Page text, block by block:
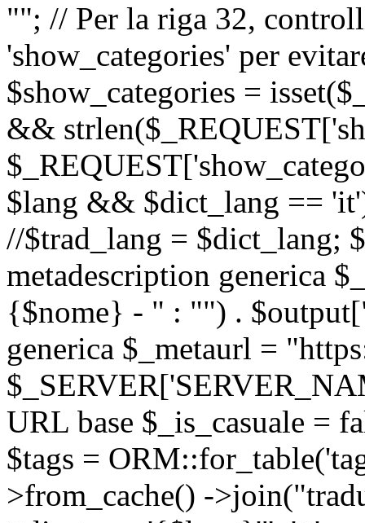
""; // Per la riga 32,
'show_categories' per
$show_categories =
&&
$lang && $dict_lang ==
//$trad_lang = $dict_lang;
metadescription generica
{$nome} - " : "") .
generica $_metaurl =
URL base $_is_casuale =
$tags =
>from_cache() -